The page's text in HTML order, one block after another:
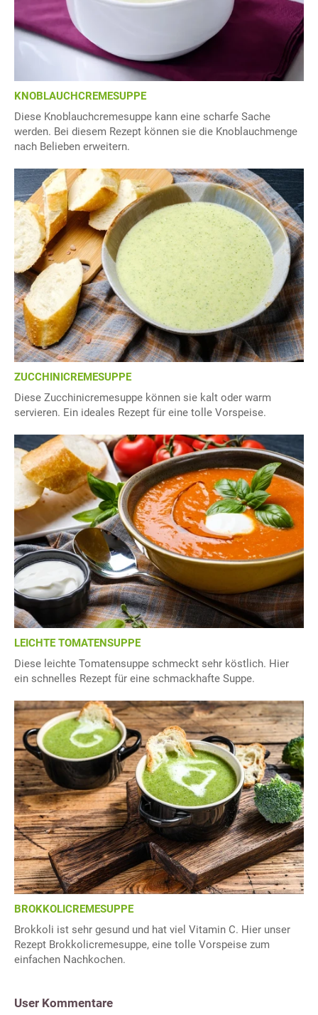
KNOBLAUCHCREMESUPPE
Diese Knoblauchcremesuppe kann eine scharfe Sache
werden. Bei diesem Rezept können sie die Knoblauchmenge
nach Belieben erweitern.
ZUCCHINICREMESUPPE
Diese Zucchinicremesuppe können sie kalt oder warm
servieren. Ein ideales Rezept für eine tolle Vorspeise.
LEICHTE TOMATENSUPPE
Diese leichte Tomatensuppe schmeckt sehr köstlich. Hier
ein schnelles Rezept für eine schmackhafte Suppe.
BROKKOLICREMESUPPE
Brokkoli ist sehr gesund und hat viel Vitamin C. Hier unser
Rezept Brokkolicremesuppe, eine tolle Vorspeise zum
einfachen Nachkochen.
User Kommentare